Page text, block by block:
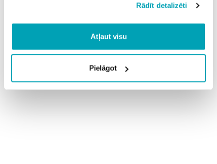
Rādīt detalizēti
Atļaut visu
Pielāgot